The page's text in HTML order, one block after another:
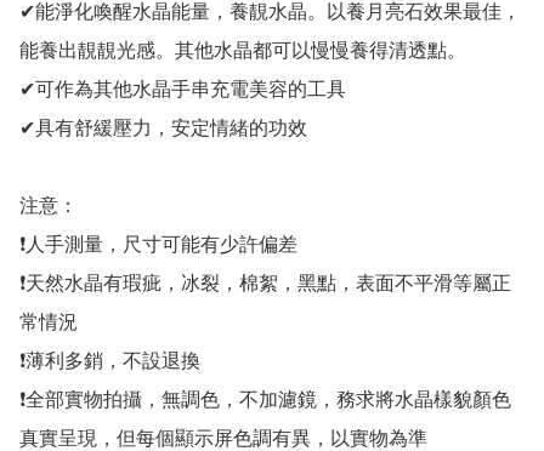
✔能淨化喚醒水晶能量，養靚水晶。以養月亮石效果最佳，
能養出靚靚光感。其他水晶都可以慢慢養得清透點。
✔可作為其他水晶手串充電美容的工具
✔具有舒緩壓力，安定情緒的功效
注意：
❗人手測量，尺寸可能有少許偏差
❗天然水晶有瑕疵，冰裂，棉絮，黑點，表面不平滑等屬正
常情況
❗薄利多銷，不設退換
❗全部實物拍攝，無調色，不加濾鏡，務求將水晶樣貌顏色
真實呈現，但每個顯示屏色調有異，以實物為準